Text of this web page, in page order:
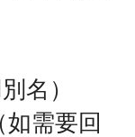
名）
需要回